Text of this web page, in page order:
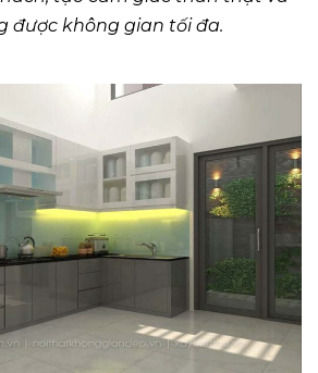
được không gian tối đa.